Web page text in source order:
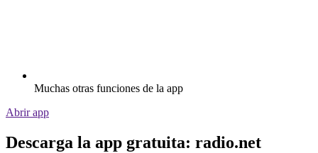
Muchas otras funciones de la app
Abrir app
Descarga la app gratuita: radio.net